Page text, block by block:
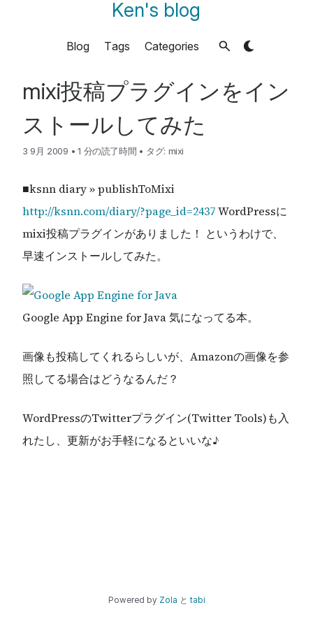
Ken's blog
Blog Tags Categories
mixi投稿プラグインをイン
ストールしてみた
3 9月 2009 • 1 分の読了時間 • タグ: mixi
■ksnn diary » publishToMixi
http://ksnn.com/diary/?page_id=2437WordPressに
mixi投稿プラグインがありました！ というわけで、
早速インストールしてみた。
Google App Engine for Java 気になってる本。
画像も投稿してくれるらしいが、Amazonの画像を参
照してる場合はどうなるんだ？
WordPressのTwitterプラグイン(Twitter Tools)も入
れたし、更新がお手軽になるといいな♪
Powered by Zola と tabi